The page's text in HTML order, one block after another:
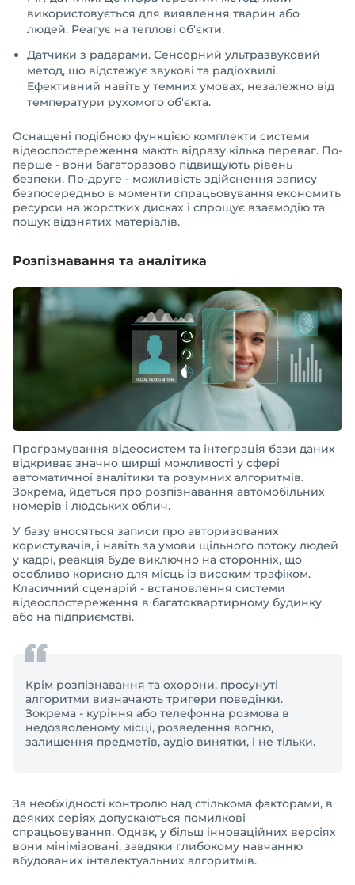
використовується для виявлення тварин або
людей. Реагує на теплові об'єкти.
Датчики з радарами. Сенсорний ультразвуковий
метод, що відстежує звукові та радіохвилі.
Ефективний навіть у темних умовах, незалежно від
температури рухомого об'єкта.
Оснащені подібною функцією комплекти системи
відеоспостереження мають відразу кілька переваг. По-
перше - вони багаторазово підвищують рівень
безпеки. По-друге - можливість здійснення запису
безпосередньо в моменти спрацьовування економить
ресурси на жорстких дисках і спрощує взаємодію та
пошук відзнятих матеріалів.
Розпізнавання та аналітика
Програмування відеосистем та інтеграція бази даних
відкриває значно ширші можливості у сфері
автоматичної аналітики та розумних алгоритмів.
Зокрема, йдеться про розпізнавання автомобільних
номерів і людських облич.
У базу вносяться записи про авторизованих
користувачів, і навіть за умови щільного потоку людей
у кадрі, реакція буде виключно на сторонніх, що
особливо корисно для місць із високим трафіком.
Класичний сценарій - встановлення системи
відеоспостереження в багатоквартирному будинку
або на підприємстві.
Крім розпізнавання та охорони, просунуті
алгоритми визначають тригери поведінки.
Зокрема - куріння або телефонна розмова в
недозволеному місці, розведення вогню,
залишення предметів, аудіо винятки, і не тільки.
За необхідності контролю над стількома факторами, в
деяких серіях допускаються помилкові
спрацьовування. Однак, у більш інноваційних версіях
вони мінімізовані, завдяки глибокому навчанню
вбудованих інтелектуальних алгоритмів.